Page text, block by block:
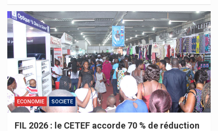
ECONOMIE SOCIETE
FIL 2026 : le CETEF accorde 70 % de réduction